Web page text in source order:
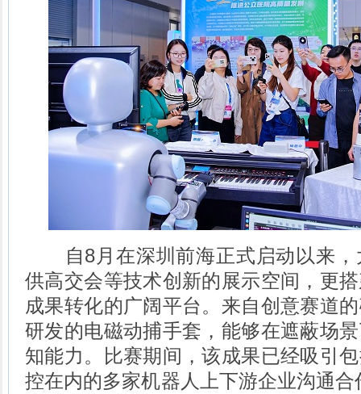
自8月在深圳前海正式启动以来，
供高交会等技术创新的展示空间，更
成果转化的广阔平台。来自创意赛道
研发的电磁动捕手套，能够在遮蔽场
知能力。比赛期间，该成果已经吸引
控在内的多家机器人上下游企业沟通合